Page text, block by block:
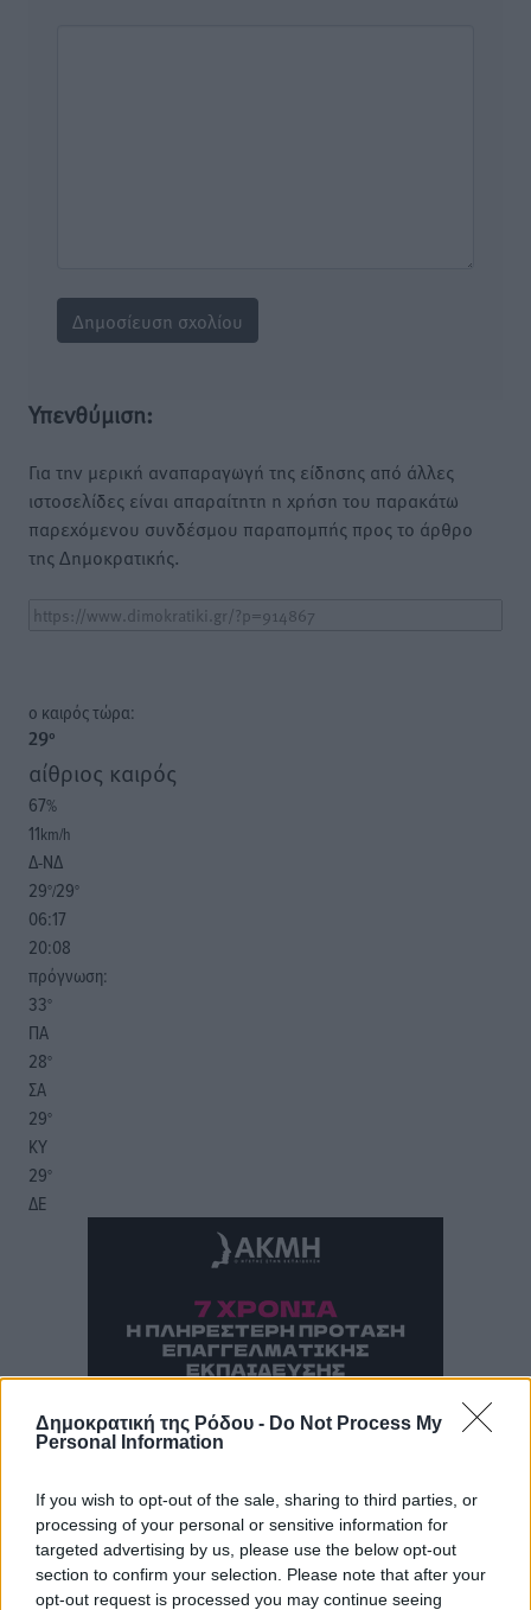
Δημοκρατική της Ρόδου - Do Not Process My
Personal Information
If you wish to opt-out of the sale, sharing to third parties, or
processing of your personal or sensitive information for
targeted advertising by us, please use the below opt-out
section to confirm your selection. Please note that after your
opt-out request is processed you may continue seeing
Υπενθύμιση:
Για την μερική αναπαραγωγή της είδησης από άλλες
ιστοσελίδες είναι απαραίτητη η χρήση του παρακάτω
παρεχόμενου συνδέσμου παραπομπής προς το άρθρο
της Δημοκρατικής.
o καιρός τώρα:
29°
αίθριος καιρός
67%
11km/h
Δ-ΝΔ
29°/29°
06:17
20:08
πρόγνωση:
33°
ΠΑ
28°
ΣΑ
29°
ΚΥ
29°
ΔΕ